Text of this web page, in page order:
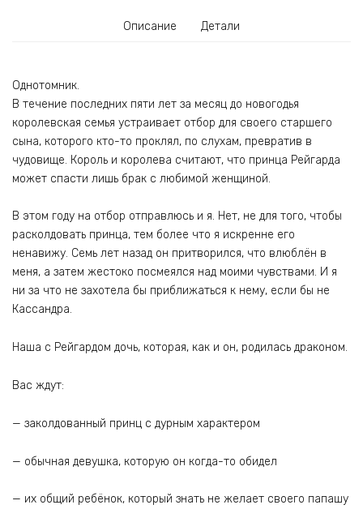
Описание Детали
Однотомник.
В течение последних пяти лет за месяц до новогодья
королевская семья устраивает отбор для своего старшего
сына, которого кто-то проклял, по слухам, превратив в
чудовище. Король и королева считают, что принца Рейгарда
может спасти лишь брак с любимой женщиной.
В этом году на отбор отправлюсь и я. Нет, не для того, чтобы
расколдовать принца, тем более что я искренне его
ненавижу. Семь лет назад он притворился, что влюблён в
меня, а затем жестоко посмеялся над моими чувствами. И я
ни за что не захотела бы приближаться к нему, если бы не
Кассандра.
Наша с Рейгардом дочь, которая, как и он, родилась драконом.
Вас ждут:
— заколдованный принц с дурным характером
— обычная девушка, которую он когда-то обидел
— их общий ребёнок, который знать не желает своего папашу